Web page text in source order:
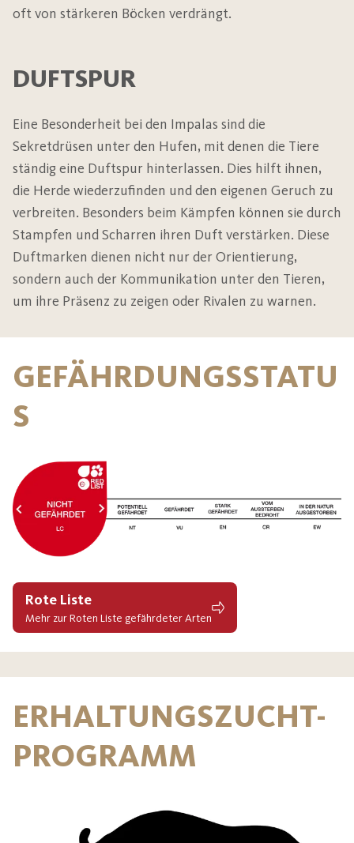
oft von stärkeren Böcken verdrängt.
DUFTSPUR
Eine Besonderheit bei den Impalas sind die
Sekretdrüsen unter den Hufen, mit denen die Tiere
ständig eine Duftspur hinterlassen. Dies hilft ihnen,
die Herde wiederzufinden und den eigenen Geruch zu
verbreiten. Besonders beim Kämpfen können sie durch
Stampfen und Scharren ihren Duft verstärken. Diese
Duftmarken dienen nicht nur der Orientierung,
sondern auch der Kommunikation unter den Tieren,
um ihre Präsenz zu zeigen oder Rivalen zu warnen.
GEFÄHRDUNGSSTATU
S
Rote Liste
Mehr zur Roten Liste gefährdeter Arten
ERHALTUNGSZUCHT-
PROGRAMM